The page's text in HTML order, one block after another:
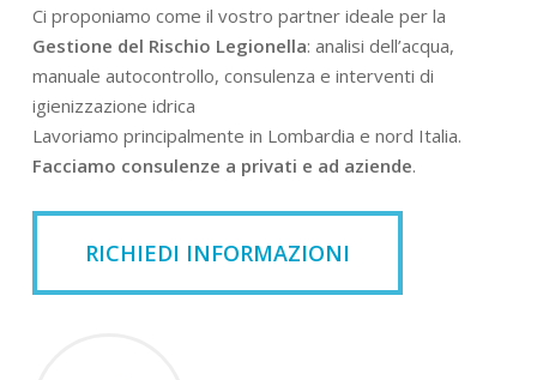
Ci proponiamo come il vostro partner ideale per la
Gestione del Rischio Legionella: analisi dell’acqua,
manuale autocontrollo, consulenza e interventi di
igienizzazione idrica
Lavoriamo principalmente in Lombardia e nord Italia.
Facciamo consulenze a privati e ad aziende.
RICHIEDI INFORMAZIONI